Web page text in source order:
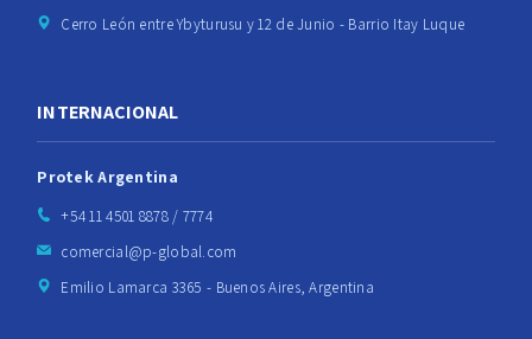
Cerro León entre Ybyturusu y 12 de Junio - Barrio Itay Luque
INTERNACIONAL
Protek Argentina
+54 11 4501 8878 / 7774
comercial@p-global.com
Emilio Lamarca 3365 - Buenos Aires, Argentina